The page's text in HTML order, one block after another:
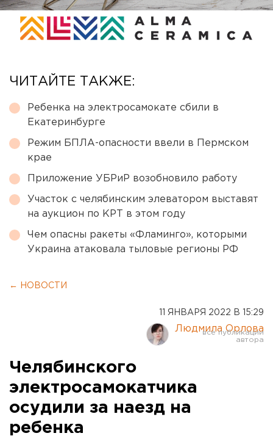
ЧИТАЙТЕ ТАКЖЕ:
Ребенка на электросамокате сбили в
Екатеринбурге
Режим БПЛА-опасности ввели в Пермском
крае
Приложение УБРиР возобновило работу
Участок с челябинским элеватором выставят
на аукцион по КРТ в этом году
Чем опасны ракеты «Фламинго», которыми
Украина атаковала тыловые регионы РФ
← НОВОСТИ
11 ЯНВАРЯ 2022 В 15:29
Людмила Орлова
Челябинского
электросамокатчика
осудили за наезд на
ребенка